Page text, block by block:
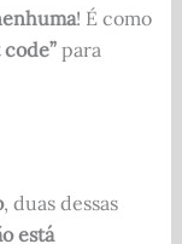
! É como
code”para
, duas dessas
está